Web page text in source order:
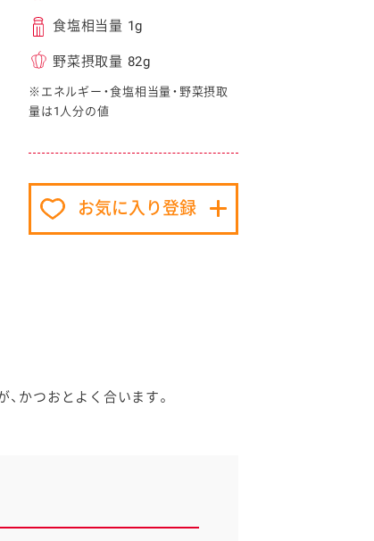
イベント協賛
かつおとよく合います。
食塩相当量 1g
野菜摂取量 82g
※エネルギー・食塩相当量・野菜摂取
量は1人分の値
お気に入り登録